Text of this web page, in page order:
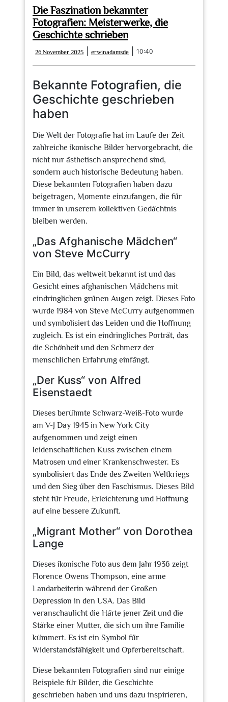
Die Faszination bekannter
Fotografien: Meisterwerke, die
Geschichte schrieben
26 November 2025
November
2025
erwinadamsde erwinadamsde
10:40
Bekannte Fotografien, die
Geschichte geschrieben
haben
Die Welt der Fotografie hat im Laufe der Zeit
zahlreiche ikonische Bilder hervorgebracht, die
nicht nur ästhetisch ansprechend sind,
sondern auch historische Bedeutung haben.
Diese bekannten Fotografien haben dazu
beigetragen, Momente einzufangen, die für
immer in unserem kollektiven Gedächtnis
bleiben werden.
„Das Afghanische Mädchen“
von Steve McCurry
Ein Bild, das weltweit bekannt ist und das
Gesicht eines afghanischen Mädchens mit
eindringlichen grünen Augen zeigt. Dieses Foto
wurde 1984 von Steve McCurry aufgenommen
und symbolisiert das Leiden und die Hoffnung
zugleich. Es ist ein eindringliches Porträt, das
die Schönheit und den Schmerz der
menschlichen Erfahrung einfängt.
„Der Kuss“ von Alfred
Eisenstaedt
Dieses berühmte Schwarz-Weiß-Foto wurde
am V-J Day 1945 in New York City
aufgenommen und zeigt einen
leidenschaftlichen Kuss zwischen einem
Matrosen und einer Krankenschwester. Es
symbolisiert das Ende des Zweiten Weltkriegs
und den Sieg über den Faschismus. Dieses Bild
steht für Freude, Erleichterung und Hoffnung
auf eine bessere Zukunft.
„Migrant Mother“ von Dorothea
Lange
Dieses ikonische Foto aus dem Jahr 1936 zeigt
Florence Owens Thompson, eine arme
Landarbeiterin während der Großen
Depression in den USA. Das Bild
veranschaulicht die Härte jener Zeit und die
Stärke einer Mutter, die sich um ihre Familie
kümmert. Es ist ein Symbol für
Widerstandsfähigkeit und Opferbereitschaft.
Diese bekannten Fotografien sind nur einige
Beispiele für Bilder, die Geschichte
geschrieben haben und uns dazu inspirieren,